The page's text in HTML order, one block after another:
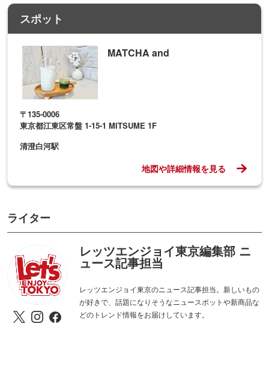
スポット
MATCHA and
〒135-0006
東京都江東区常盤 1-15-1 MITSUME 1F
清澄白河駅
地図や詳細情報を見る
ライター
レッツエンジョイ東京編集部 ニ
ュース記事担当
レッツエンジョイ東京のニュース記事担当。新しいもの
が好きで、話題になりそうなニュースポットや新商品な
どのトレンド情報をお届けしています。